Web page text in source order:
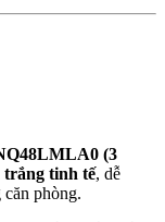
(3
trắng tinh tế, dễ
phòng.